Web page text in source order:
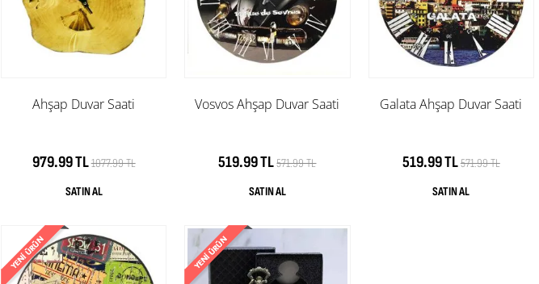
Ahşap Duvar Saati
979.99 TL1077.99 TL
Vosvos Ahşap Duvar Saati
519.99 TL571.99 TL
Galata Ahşap Duvar Saati
519.99 TL571.99 TL